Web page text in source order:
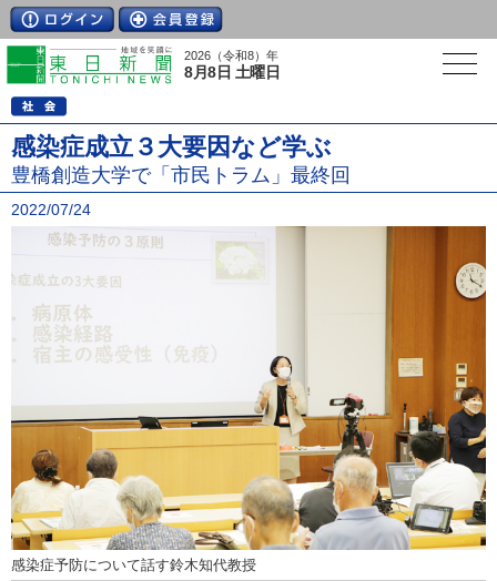
2026（令和8）年
8月8日 土曜日
感染症成立３大要因など学ぶ
豊橋創造大学で「市民トラム」最終回
2022/07/24
感染症予防について話す鈴木知代教授